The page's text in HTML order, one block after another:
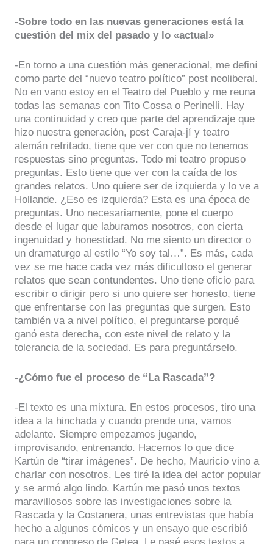
-Sobre todo en las nuevas generaciones está la
cuestión del mix del pasado y lo «actual»
-En torno a una cuestión más generacional, me definí
como parte del “nuevo teatro político” post neoliberal.
No en vano estoy en el Teatro del Pueblo y me reuna
todas las semanas con Tito Cossa o Perinelli. Hay
una continuidad y creo que parte del aprendizaje que
hizo nuestra generación, post Caraja-jí y teatro
alemán refritado, tiene que ver con que no tenemos
respuestas sino preguntas. Todo mi teatro propuso
preguntas. Esto tiene que ver con la caída de los
grandes relatos. Uno quiere ser de izquierda y lo ve a
Hollande. ¿Eso es izquierda? Esta es una época de
preguntas. Uno necesariamente, pone el cuerpo
desde el lugar que laburamos nosotros, con cierta
ingenuidad y honestidad. No me siento un director o
un dramaturgo al estilo “Yo soy tal…”. Es más, cada
vez se me hace cada vez más dificultoso el generar
relatos que sean contundentes. Uno tiene oficio para
escribir o dirigir pero si uno quiere ser honesto, tiene
que enfrentarse con las preguntas que surgen. Esto
también va a nivel político, el preguntarse porqué
ganó esta derecha, con este nivel de relato y la
tolerancia de la sociedad. Es para preguntárselo.
-¿Cómo fue el proceso de “La Rascada”?
-El texto es una mixtura. En estos procesos, tiro una
idea a la hinchada y cuando prende una, vamos
adelante. Siempre empezamos jugando,
improvisando, entrenando. Hacemos lo que dice
Kartún de “tirar imágenes”. De hecho, Mauricio vino a
charlar con nosotros. Les tiré la idea del actor popular
y se armó algo lindo. Kartún me pasó unos textos
maravillosos sobre las investigaciones sobre la
Rascada y la Costanera, unas entrevistas que había
hecho a algunos cómicos y un ensayo que escribió